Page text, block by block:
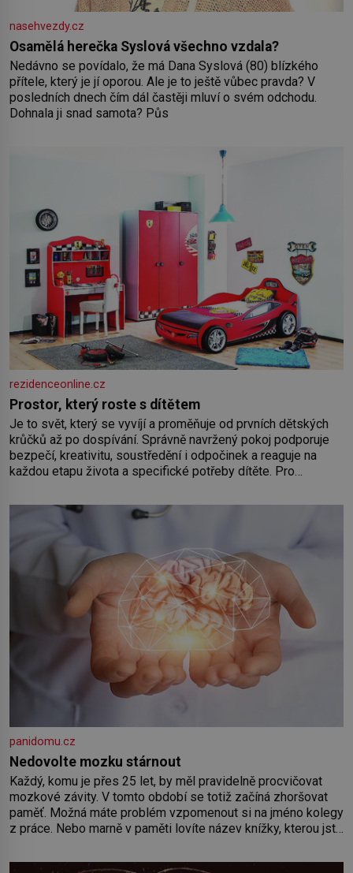
nasehvezdy.cz
Osamělá herečka Syslová všechno vzdala?
Nedávno se povídalo, že má Dana Syslová (80) blízkého
přítele, který je jí oporou. Ale je to ještě vůbec pravda? V
posledních dnech čím dál častěji mluví o svém odchodu.
Dohnala ji snad samota? Půs
rezidenceonline.cz
Prostor, který roste s dítětem
Je to svět, který se vyvíjí a proměňuje od prvních dětských
krůčků až po dospívání. Správně navržený pokoj podporuje
bezpečí, kreativitu, soustředění i odpočinek a reaguje na
každou etapu života a specifické potřeby dítěte. Pro
by pokoj miminka měl působit především klidně a útulně.
Předškolní věk je
panidomu.cz
Nedovolte mozku stárnout
Každý, komu je přes 25 let, by měl pravidelně procvičovat
mozkové závity. V tomto období se totiž začíná zhoršovat
paměť. Možná máte problém vzpomenout si na jméno kolegy
z práce. Nebo marně v paměti lovíte název knížky, kterou jste
paměť rozhodla stávkovat. Cvičte